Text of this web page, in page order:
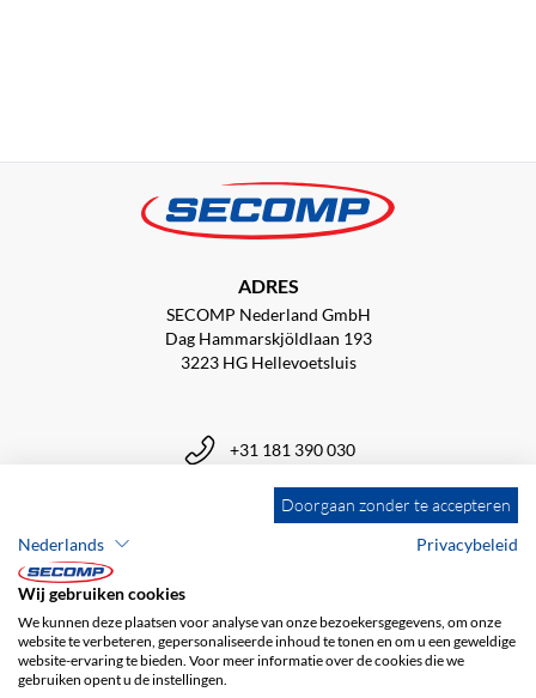
ADRES
SECOMP Nederland GmbH
Dag Hammarskjöldlaan 193
3223 HG Hellevoetsluis
+31 181 390 030
sales@secomp.nl
Abonneren op de nieuwsbrief
Doorgaan zonder te accepteren
Nederlands
Privacybeleid
Wij gebruiken cookies
We kunnen deze plaatsen voor analyse van onze bezoekersgegevens, om onze
website te verbeteren, gepersonaliseerde inhoud te tonen en om u een geweldige
website-ervaring te bieden. Voor meer informatie over de cookies die we
gebruiken opent u de instellingen.